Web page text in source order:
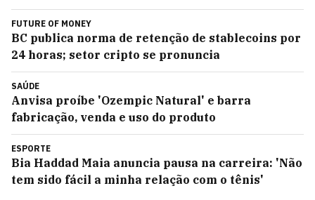
FUTURE OF MONEY
BC publica norma de retenção de stablecoins por
24 horas; setor cripto se pronuncia
SAÚDE
Anvisa proíbe 'Ozempic Natural' e barra
fabricação, venda e uso do produto
ESPORTE
Bia Haddad Maia anuncia pausa na carreira: 'Não
tem sido fácil a minha relação com o tênis'